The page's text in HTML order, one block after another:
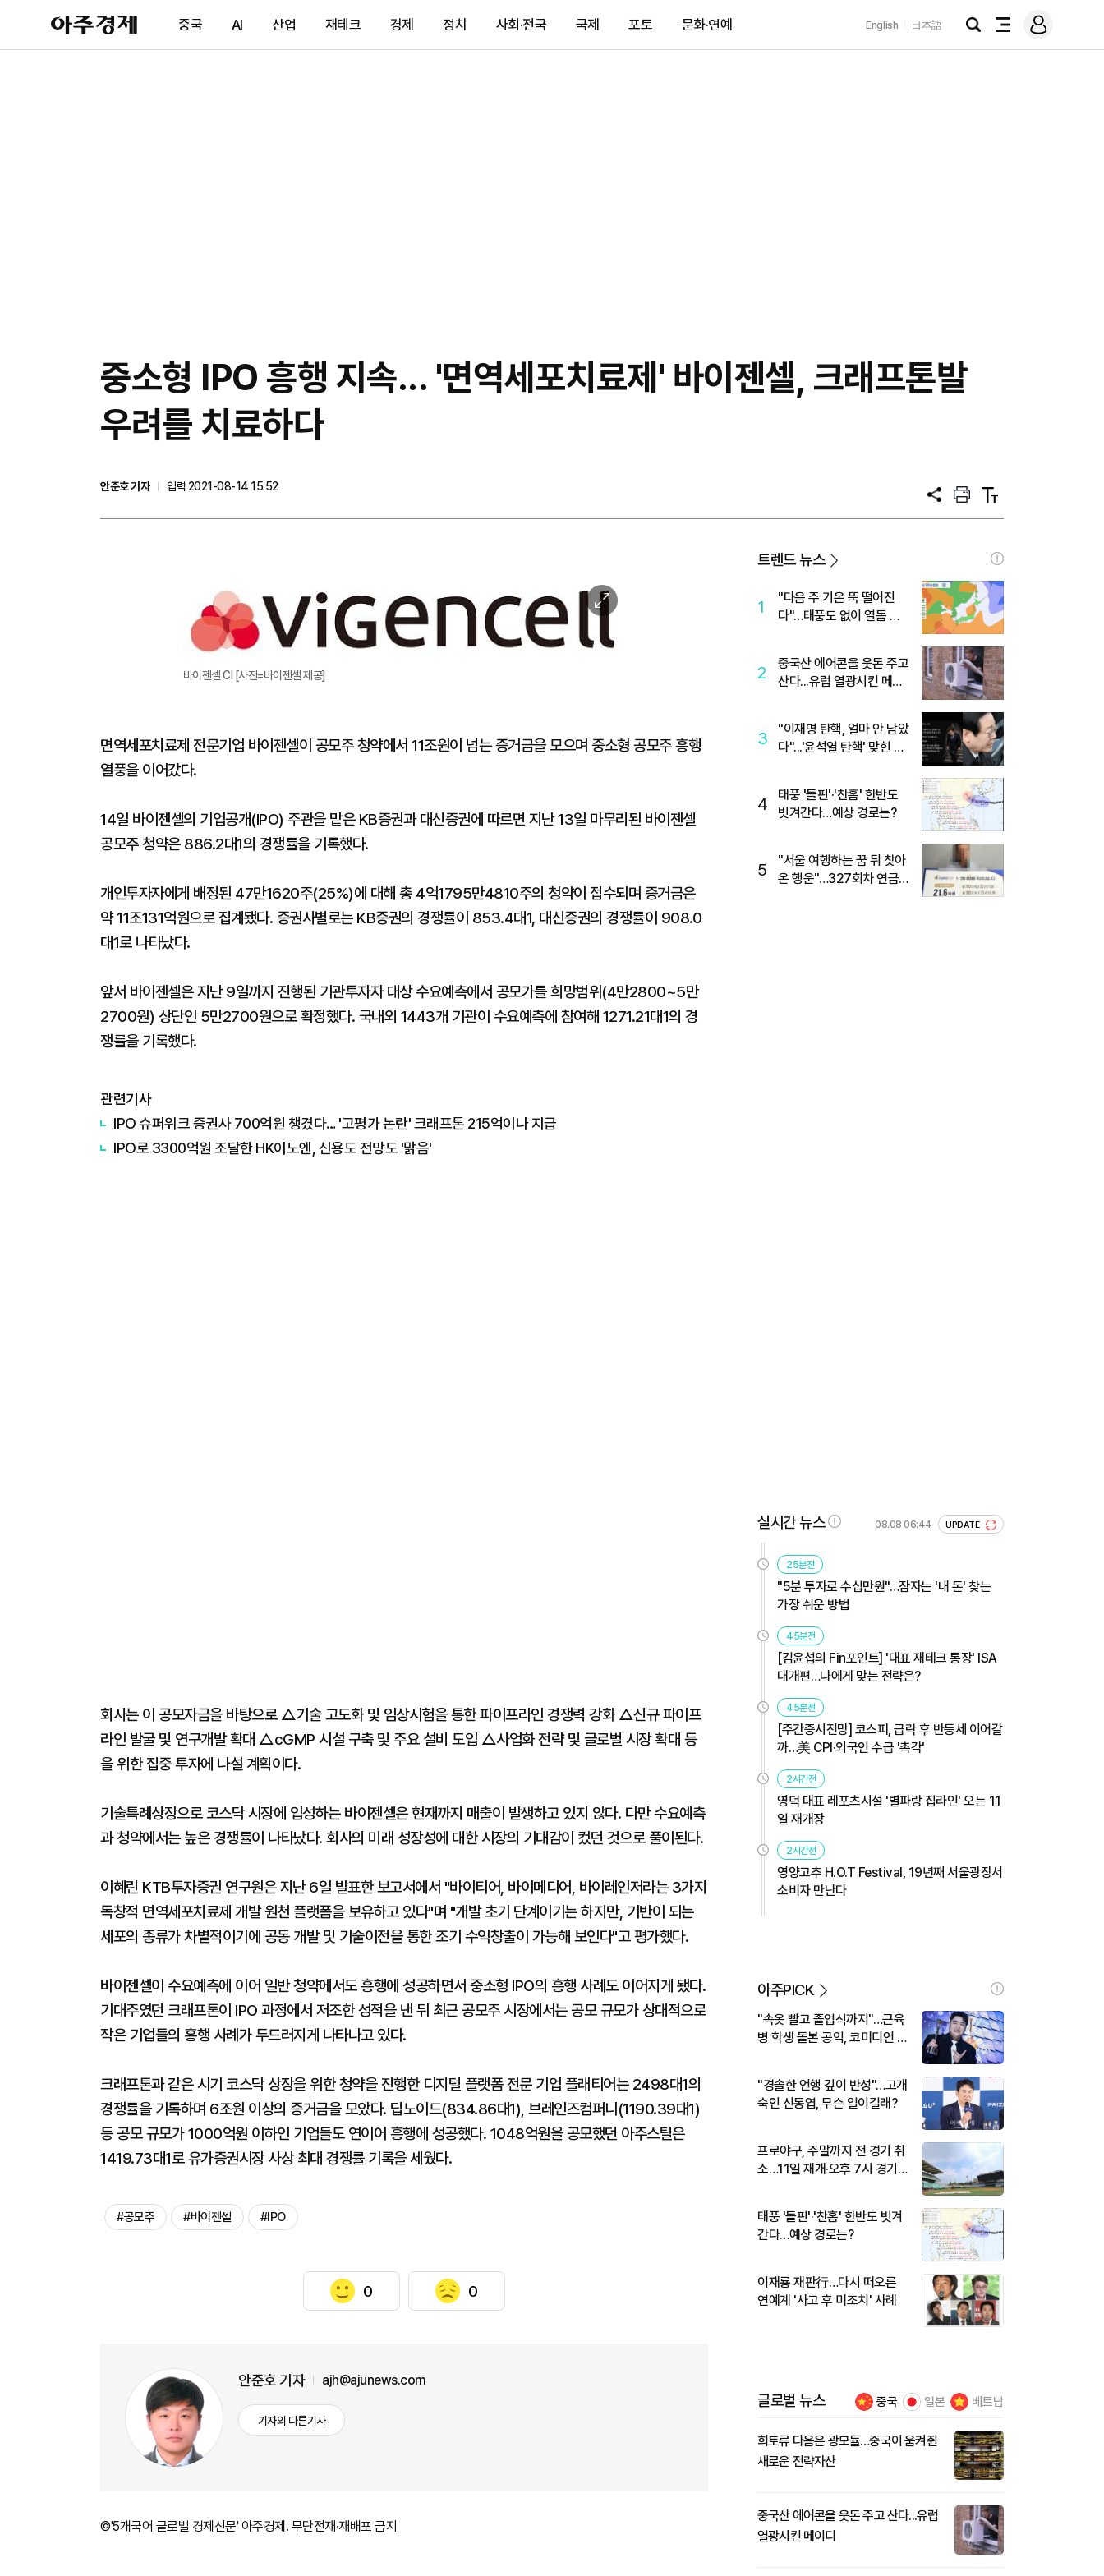
아
주
제
중국 AI 산업 재테크 경제 정치 사회·전국 국제 포토 문화·연예 English 日本語
검
전
메
그
중소형 IPO 흥행 지속... '면역세포치료제' 바이젠셀, 크래프톤발
우려를 치료하다
안준호 기자
입력 2021-08-14 15:52
공
프
트
텍
트
이
미
지
바이젠셀 CI [사진=바이젠셀 제공]
면역세포치료제 전문기업 바이젠셀이 공모주 청약에서 11조원이 넘는 증거금을 모으며 중소형 공모주 흥행
열풍을 이어갔다.
14일 바이젠셀의 기업공개(IPO) 주관을 맡은 KB증권과 대신증권에 따르면 지난 13일 마무리된 바이젠셀
공모주 청약은 886.2대1의 경쟁률을 기록했다.
개인투자자에게 배정된 47만1620주(25%)에 대해 총 4억1795만4810주의 청약이 접수되며 증거금은
약 11조131억원으로 집계됐다. 증권사별로는 KB증권의 경쟁률이 853.4대1, 대신증권의 경쟁률이 908.0
대1로 나타났다.
앞서 바이젠셀은 지난 9일까지 진행된 기관투자자 대상 수요예측에서 공모가를 희망범위(4만2800~5만
2700원) 상단인 5만2700원으로 확정했다. 국내외 1443개 기관이 수요예측에 참여해 1271.21대1의 경
쟁률을 기록했다.
관련기사
IPO 슈퍼위크 증권사 700억원 챙겼다… '고평가 논란' 크래프톤 215억이나 지급
IPO로 3300억원 조달한 HK이노엔, 신용도 전망도 '맑음'
회사는 이 공모자금을 바탕으로 △기술 고도화 및 임상시험을 통한 파이프라인 경쟁력 강화 △신규 파이프
라인 발굴 및 연구개발 확대 △cGMP 시설 구축 및 주요 설비 도입 △사업화 전략 및 글로벌 시장 확대 등
을 위한 집중 투자에 나설 계획이다.
기술특례상장으로 코스닥 시장에 입성하는 바이젠셀은 현재까지 매출이 발생하고 있지 않다. 다만 수요예측
과 청약에서는 높은 경쟁률이 나타났다. 회사의 미래 성장성에 대한 시장의 기대감이 컸던 것으로 풀이된다.
이혜린 KTB투자증권 연구원은 지난 6일 발표한 보고서에서 "바이티어, 바이메디어, 바이레인저라는 3가지
독창적 면역세포치료제 개발 원천 플랫폼을 보유하고 있다"며 "개발 초기 단계이기는 하지만, 기반이 되는
세포의 종류가 차별적이기에 공동 개발 및 기술이전을 통한 조기 수익창출이 가능해 보인다"고 평가했다.
바이젠셀이 수요예측에 이어 일반 청약에서도 흥행에 성공하면서 중소형 IPO의 흥행 사례도 이어지게 됐다.
기대주였던 크래프톤이 IPO 과정에서 저조한 성적을 낸 뒤 최근 공모주 시장에서는 공모 규모가 상대적으로
작은 기업들의 흥행 사례가 두드러지게 나타나고 있다.
크래프톤과 같은 시기 코스닥 상장을 위한 청약을 진행한 디지털 플랫폼 전문 기업 플래티어는 2498대1의
경쟁률을 기록하며 6조원 이상의 증거금을 모았다. 딥노이드(834.86대1), 브레인즈컴퍼니(1190.39대1)
등 공모 규모가 1000억원 이하인 기업들도 연이어 흥행에 성공했다. 1048억원을 공모했던 아주스틸은
1419.73대1로 유가증권시장 사상 최대 경쟁률 기록을 세웠다.
#공모주 #바이젠셀 #IPO
0 0
안준호 기자 ajh@ajunews.com
기자의 다른기사
©'5개국어 글로벌 경제신문' 아주경제. 무단전재·재배포 금지
트렌드 뉴스
1
"다음 주 기온 뚝 떨어진
다"…태풍도 없이 열돔 박
2
중국산 에어콘을 웃돈 주고
산다...유럽 열광시킨 메이
3
"이재명 탄핵, 얼마 안 남았
다"...'윤석열 탄핵' 맞힌 무
4
태풍 '돌핀'·'찬홈' 한반도
빗겨간다…예상 경로는?
5
"서울 여행하는 꿈 뒤 찾아
온 행운"…327회차 연금
실시간 뉴스 08.08 06:44 UPDATE
25분전
"5분 투자로 수십만원"…잠자는 '내 돈' 찾는
가장 쉬운 방법
45분전
[김윤섭의 Fin포인트] '대표 재테크 통장' ISA
대개편…나에게 맞는 전략은?
45분전
[주간증시전망] 코스피, 급락 후 반등세 이어갈
까…美 CPI·외국인 수급 '촉각'
2시간전
영덕 대표 레포츠시설 '별파랑 집라인' 오는 11
일 재개장
2시간전
영양고추 H.O.T Festival, 19년째 서울광장서
소비자 만난다
아주PICK
"속옷 빨고 졸업식까지"…근육
병 학생 돌본 공익, 코미디언 김
"경솔한 언행 깊이 반성"…고개
숙인 신동엽, 무슨 일이길래?
프로야구, 주말까지 전 경기 취
소…11일 재개·오후 7시 경기
태풍 '돌핀'·'찬홈' 한반도 빗겨
간다…예상 경로는?
이재룡 재판行…다시 떠오른
연예계 '사고 후 미조치' 사례
글로벌 뉴스 중국 일본 베트남
희토류 다음은 광모듈…중국이 움켜쥔
새로운 전략자산
중국산 에어콘을 웃돈 주고 산다...유럽
열광시킨 메이디